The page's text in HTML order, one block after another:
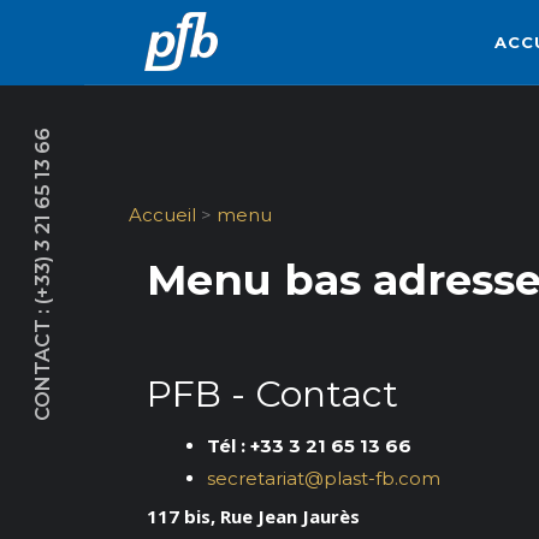
CONTACT : (+33) 3 21 65 13 66 Accueil > menu
Menu bas adresse
PFB - Contact
Tél : +33 3 21 65 13 66
secretariat@plast-fb.com
117 bis, Rue Jean Jaurès